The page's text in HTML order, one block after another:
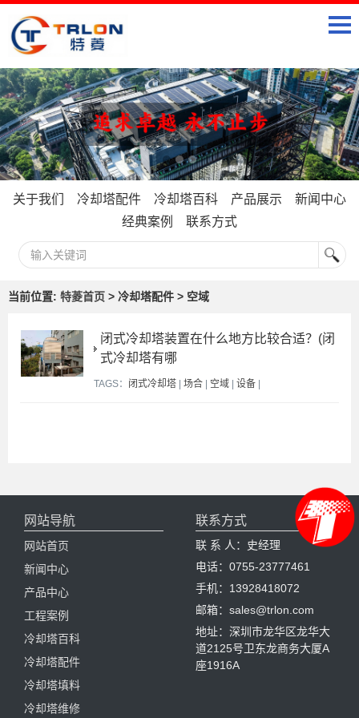
关于我们 冷却塔配件 冷却塔百科 产品展示
新闻中心
经典案例
联系方式
当前位置: 特菱首页 > 冷却塔配件 > 空域
闭式冷却塔装置在什么地方比较合适？(闭
式冷却塔有哪
TAGS： 闭式冷却塔 | 场合 | 空域 | 设备 |
网站导航
网站首页
新闻中心
产品中心
工程案例
冷却塔百科
冷却塔配件
冷却塔填料
冷却塔维修
联系方式
联 系 人：史经理
电话：0755-23777461
手机：13928418072
邮箱：sales@trlon.com
地址：深圳市龙华区龙华大
道2125号卫东龙商务大厦A
座1916A